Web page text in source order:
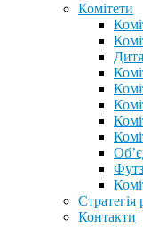
Комітети
Стратегія
Контакти